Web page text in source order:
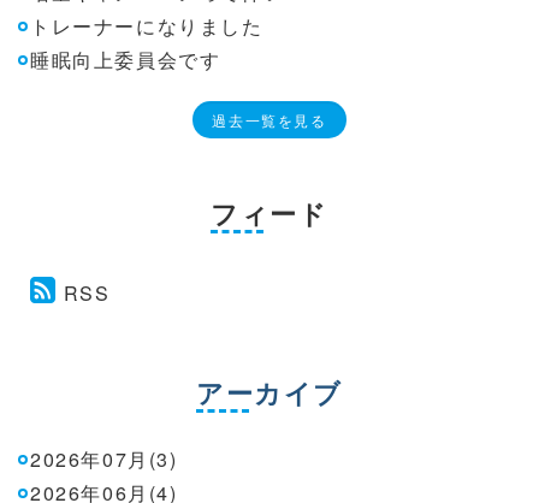
トレーナーになりました
睡眠向上委員会です
過去一覧を見る
フィード
RSS
アーカイブ
2026年07月(3)
2026年06月(4)